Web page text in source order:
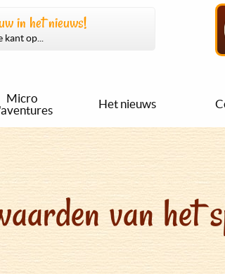
in het nieuws!
kant op...
Micro
Het nieuws
van het